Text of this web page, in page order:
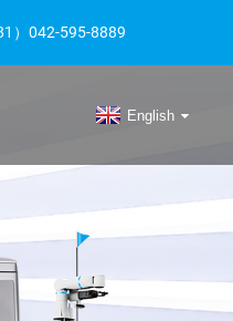
）042-595-8889
English